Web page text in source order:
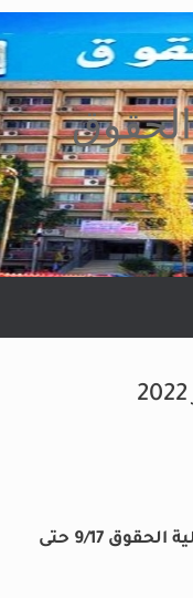
نتيجة التربية العسكرية لطلاب كلية الحقوق 9/17 حتى